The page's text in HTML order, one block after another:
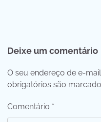
Deixe um comentário
O seu endereço de e-
obrigatórios são
Comentário *